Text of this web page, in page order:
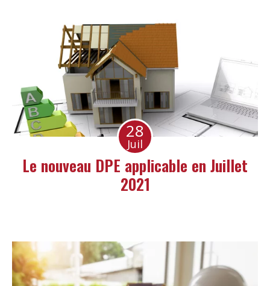
28
Juil
Le nouveau DPE applicable en Juillet
2021